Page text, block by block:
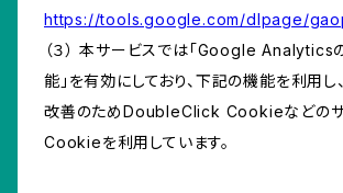
https://tools.google.com/dlpage/
（３） 本サービスでは「Google Analytics
能」を有効にしており、下記の機能を利用し
改善のためDoubleClick Cookieなどのサ
Cookieを利用しています。